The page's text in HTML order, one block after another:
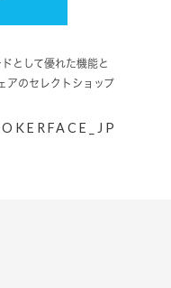
として優れた機能と
アのセレクトショップ